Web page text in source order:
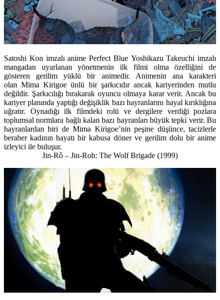
Satoshi Kon imzalı anime Perfect Blue Yoshikazu Takeuchi imzalı
mangadan uyarlanan yönetmenin ilk filmi olma özelliğini de
gösteren gerilim yüklü bir animedir. Animenin ana karakteri
olan Mima Kirigoe ünlü bir şarkıcıdır ancak kariyerinden mutlu
değildir. Şarkıcılığı bırakarak oyuncu olmaya karar verir. Ancak bu
kariyer planında yaptığı değişiklik bazı hayranlarını hayal kırıklığına
uğratır. Oynadığı ilk filmdeki rolü ve dergilere verdiği pozlara
toplumsal normlara bağlı kalan bazı hayranları büyük tepki verir. Bu
hayranlardan biri de Mima Kirigoe’nin peşine düşünce, tacizlerle
beraber kadının hayatı bir kabusa döner ve gerilim dolu bir anime
izleyici ile buluşur.
Jin-Rô – Jin-Roh: The Wolf Brigade (1999)